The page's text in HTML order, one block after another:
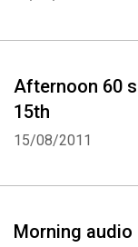
Afternoon 60
15th
15/08/2011
Morning